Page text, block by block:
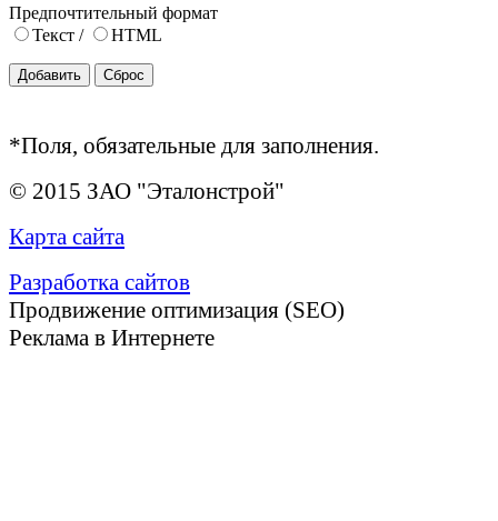
Предпочтительный формат
Текст / HTML
*Поля, обязательные для заполнения.
© 2015 ЗАО "Эталонстрой"
Карта сайта
Разработка сайтов
Продвижение оптимизация (SEO)
Реклама в Интернете